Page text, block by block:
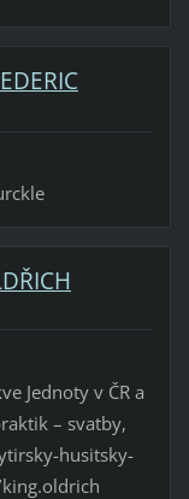
Jednoty v ČR a
– svatby,
husitsky-